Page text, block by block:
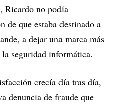
Ricardo no podía
de que estaba destinado a
a dejar una marca más
seguridad informática.
crecía día tras día,
denuncia de fraude que